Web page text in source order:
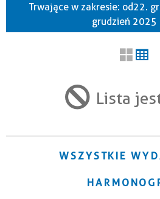
Szukana fraza
Trwające w zakresie
Trwające w zakresie: od 22.
grudzień 2025
Lista
WSZYSTKIE